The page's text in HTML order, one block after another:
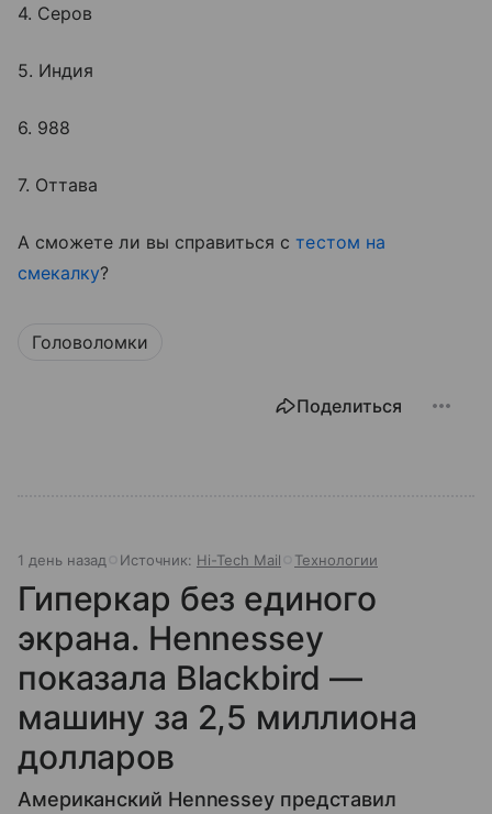
4. Серов
5. Индия
6. 988
7. Оттава
А сможете ли вы справиться стестом на
смекалку?
Головоломки
Поделиться
1 день назад Источник: Hi-Tech Mail Технологии
Гиперкар без единого
экрана. Hennessey
показала Blackbird —
машину за 2,5 миллиона
долларов
Американский Hennessey представил